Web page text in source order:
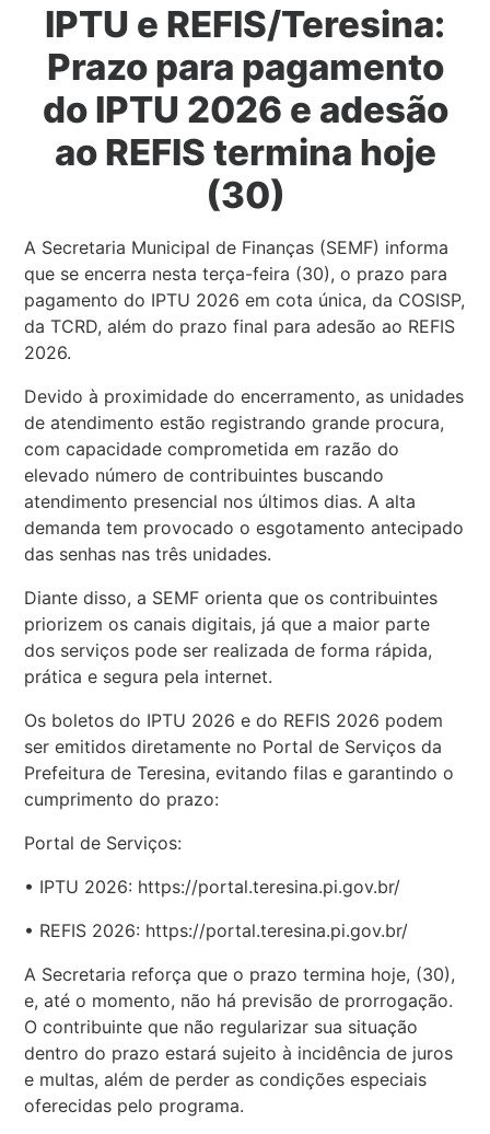
IPTU e REFIS/Teresina:
Prazo para pagamento
do IPTU 2026 e adesão
ao REFIS termina hoje
(30)
A Secretaria Municipal de Finanças (SEMF) informa
que se encerra nesta terça-feira (30), o prazo para
pagamento do IPTU 2026 em cota única, da COSISP,
da TCRD, além do prazo final para adesão ao REFIS
2026.
Devido à proximidade do encerramento, as unidades
de atendimento estão registrando grande procura,
com capacidade comprometida em razão do
elevado número de contribuintes buscando
atendimento presencial nos últimos dias. A alta
demanda tem provocado o esgotamento antecipado
das senhas nas três unidades.
Diante disso, a SEMF orienta que os contribuintes
priorizem os canais digitais, já que a maior parte
dos serviços pode ser realizada de forma rápida,
prática e segura pela internet.
Os boletos do IPTU 2026 e do REFIS 2026 podem
ser emitidos diretamente no Portal de Serviços da
Prefeitura de Teresina, evitando filas e garantindo o
cumprimento do prazo:
Portal de Serviços:
• IPTU 2026: https://portal.teresina.pi.gov.br/
• REFIS 2026: https://portal.teresina.pi.gov.br/
A Secretaria reforça que o prazo termina hoje, (30),
e, até o momento, não há previsão de prorrogação.
O contribuinte que não regularizar sua situação
dentro do prazo estará sujeito à incidência de juros
e multas, além de perder as condições especiais
oferecidas pelo programa.